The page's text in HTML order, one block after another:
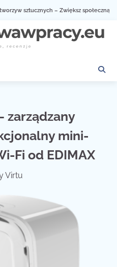
sztucznych – Zwiększ społeczną
zarządzany
mini-
Fi od EDIMAX
Virtu